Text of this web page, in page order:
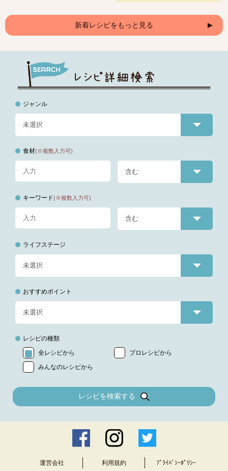
新着レシピをもっと見る
ジャンル
食材(※複数入力可)
キーワード(※複数入力可)
ライフステージ
おすすめポイント
レシピの種類
全レシピから
プロレシピから
みんなのレシピから
レシピを検索する
運営会社 利用規約 ﾌﾟﾗｲﾊﾞｼｰﾎﾟﾘｼｰ